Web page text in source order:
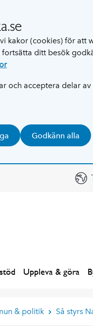
kakor (cookies) för att
ditt besök
och acceptera delar av
Godkänn alla
Uppleva & göra
& politik Så styrs